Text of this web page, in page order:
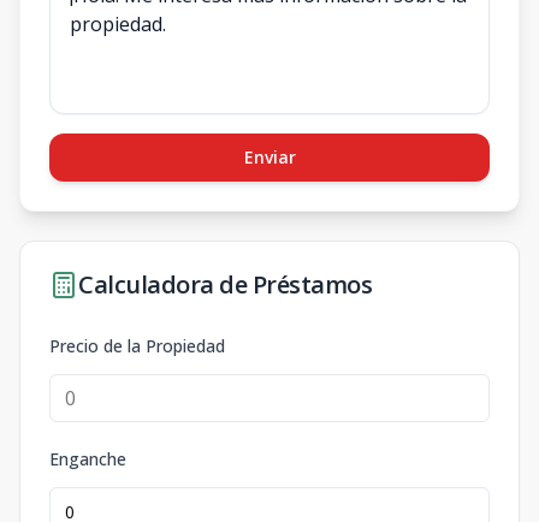
Enviar
Calculadora de Préstamos
Precio de la Propiedad
Enganche